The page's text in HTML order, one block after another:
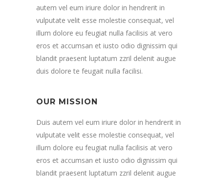
autem vel eum iriure dolor in hendrerit in
vulputate velit esse molestie consequat, vel
illum dolore eu feugiat nulla facilisis at vero
eros et accumsan et iusto odio dignissim qui
blandit praesent luptatum zzril delenit augue
duis dolore te feugait nulla facilisi.
OUR MISSION
Duis autem vel eum iriure dolor in hendrerit in
vulputate velit esse molestie consequat, vel
illum dolore eu feugiat nulla facilisis at vero
eros et accumsan et iusto odio dignissim qui
blandit praesent luptatum zzril delenit augue